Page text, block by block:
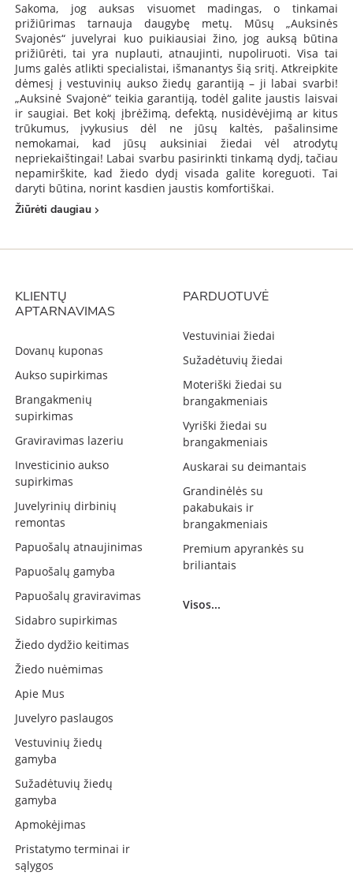
Sakoma, jog auksas visuomet madingas, o tinkamai
prižiūrimas tarnauja daugybę metų. Mūsų „Auksinės
Svajonės“ juvelyrai kuo puikiausiai žino, jog auksą būtina
prižiūrėti, tai yra nuplauti, atnaujinti, nupoliruoti. Visa tai
Jums galės atlikti specialistai, išmanantys šią sritį. Atkreipkite
dėmesį į vestuvinių aukso žiedų garantiją – ji labai svarbi!
„Auksinė Svajonė“ teikia garantiją, todėl galite jaustis laisvai
ir saugiai. Bet kokį įbrėžimą, defektą, nusidėvėjimą ar kitus
trūkumus, įvykusius dėl ne jūsų kaltės, pašalinsime
nemokamai, kad jūsų auksiniai žiedai vėl atrodytų
nepriekaištingai! Labai svarbu pasirinkti tinkamą dydį, tačiau
nepamirškite, kad žiedo dydį visada galite koreguoti. Tai
daryti būtina, norint kasdien jaustis komfortiškai.
Žiūrėti daugiau
KLIENTŲ
APTARNAVIMAS
Dovanų kuponas
Aukso supirkimas
Brangakmenių
supirkimas
Graviravimas lazeriu
Investicinio aukso
supirkimas
Juvelyrinių dirbinių
remontas
Papuošalų atnaujinimas
Papuošalų gamyba
Papuošalų graviravimas
Sidabro supirkimas
Žiedo dydžio keitimas
Žiedo nuėmimas
Apie Mus
Juvelyro paslaugos
Vestuvinių žiedų
gamyba
Sužadėtuvių žiedų
gamyba
Apmokėjimas
Pristatymo terminai ir
sąlygos
PARDUOTUVĖ
Vestuviniai žiedai
Sužadėtuvių žiedai
Moteriški žiedai su
brangakmeniais
Vyriški žiedai su
brangakmeniais
Auskarai su deimantais
Grandinėlės su
pakabukais ir
brangakmeniais
Premium apyrankės su
briliantais
Visos...